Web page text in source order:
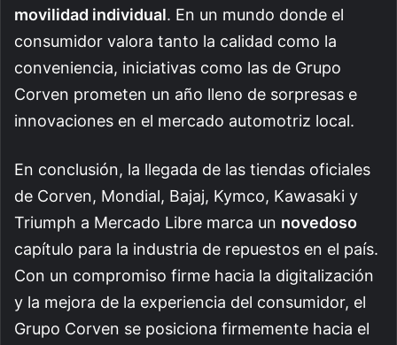
movilidad individual. En un mundo donde el
consumidor valora tanto la calidad como la
conveniencia, iniciativas como las de Grupo
Corven prometen un año lleno de sorpresas e
innovaciones en el mercado automotriz local.
En conclusión, la llegada de las tiendas oficiales
de Corven, Mondial, Bajaj, Kymco, Kawasaki y
Triumph a Mercado Libre marca un novedoso
capítulo para la industria de repuestos en el país.
Con un compromiso firme hacia la digitalización
y la mejora de la experiencia del consumidor, el
Grupo Corven se posiciona firmemente hacia el